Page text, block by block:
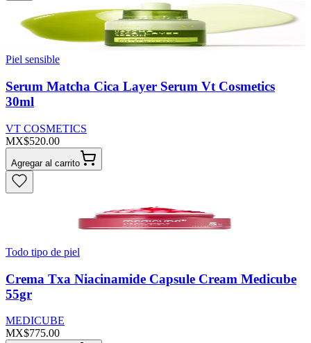
Piel sensible
Serum Matcha Cica Layer Serum Vt Cosmetics
30ml
VT COSMETICS
MX$520.00
Agregar al carrito
Todo tipo de piel
Crema Txa Niacinamide Capsule Cream Medicube
55gr
MEDICUBE
MX$775.00